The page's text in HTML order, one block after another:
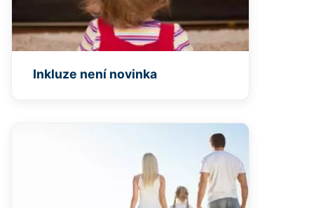
Inkluze není novinka